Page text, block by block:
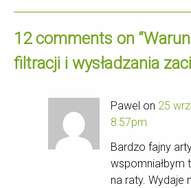
12 comments on “
filtracji i wysładzania
Pawel on 25
8:57pm
Bardzo fajny
wspomniałbym
na raty. Wydaje